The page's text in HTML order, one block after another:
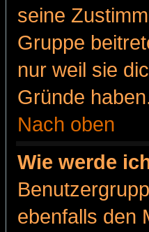
seine
Gruppe
nur weil sie
Gründe
Nach oben
Wie werde
ebenfalls den